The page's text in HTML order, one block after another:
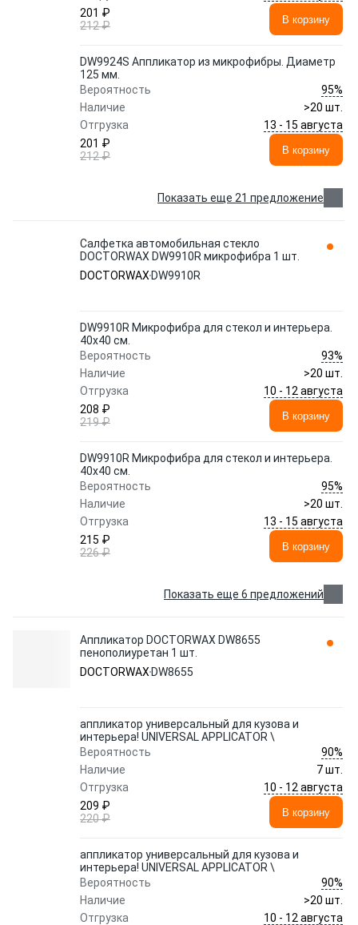
201 ₽
212 ₽
В корзину
DW9924S Аппликатор из микрофибры. Диаметр
125 мм.
Вероятность
95%
Наличие
>20 шт.
Отгрузка
13 - 15 августа
201 ₽
212 ₽
В корзину
Показать еще 21 предложение
Салфетка автомобильная стекло
DOCTORWAX DW9910R микрофибра 1 шт.
DOCTORWAX DW9910R
DW9910R Микрофибра для стекол и интерьера.
40x40 см.
Вероятность
93%
Наличие
>20 шт.
Отгрузка
10 - 12 августа
208 ₽
219 ₽
В корзину
DW9910R Микрофибра для стекол и интерьера.
40x40 см.
Вероятность
95%
Наличие
>20 шт.
Отгрузка
13 - 15 августа
215 ₽
226 ₽
В корзину
Показать еще 6 предложений
Аппликатор DOCTORWAX DW8655
пенополиуретан 1 шт.
DOCTORWAX DW8655
аппликатор универсальный для кузова и
интерьера! UNIVERSAL APPLICATOR \
Вероятность
90%
Наличие
7 шт.
Отгрузка
10 - 12 августа
209 ₽
220 ₽
В корзину
аппликатор универсальный для кузова и
интерьера! UNIVERSAL APPLICATOR \
Вероятность
90%
Наличие
>20 шт.
Отгрузка
10 - 12 августа